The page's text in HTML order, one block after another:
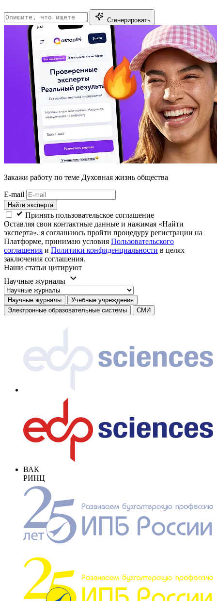
Сгенерировать
Закажи работу по теме Духовная жизнь общества
E-mail
Найти эксперта
Принять пользовательское соглашение
Оставляя свои контактные данные и нажимая «Найти
эксперта», я соглашаюсь пройти процедуру регистрации на
Платформе, принимаю условия Пользовательского
соглашения и Политики конфиденциальности в целях
заключения соглашения.
Наши статьи цитируют
Научные журналы
Научные журналы
Учебные учреждения
Электронные образовательные системы
СМИ
ВАК
РИНЦ